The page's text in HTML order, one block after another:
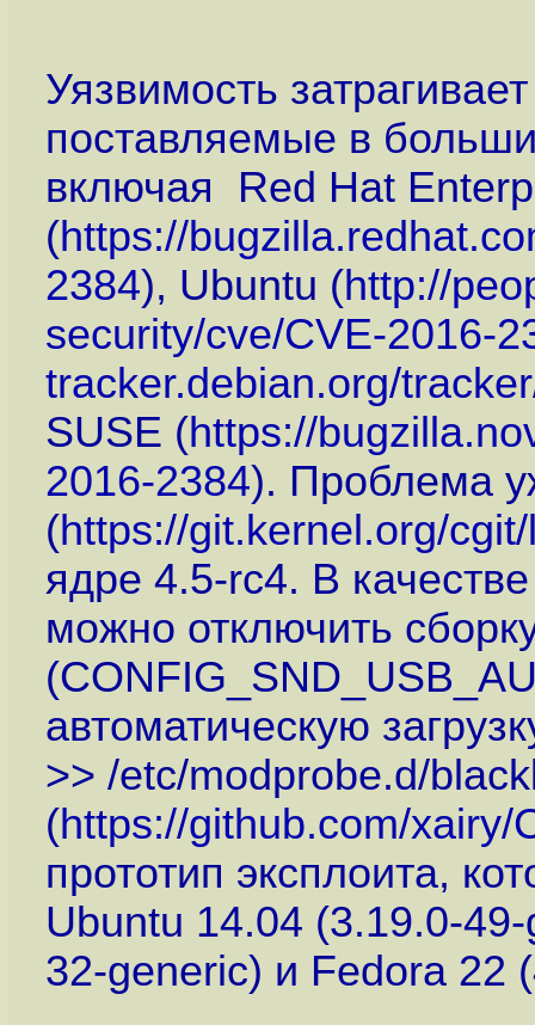
Уязвимость
поставляемые в
включая Red Hat
(https://
2384), Ubuntu (http://
security/cve/CVE-2016-
tracker.debian.org/
SUSE (https://
2016-2384). Проблема
(https://git.kernel.org/
ядре 4.5-rc4. В
можно отключить
автоматическую
>> /etc/modprobe.d/
(https://github.com/xairy/
прототип эксплоита,
Ubuntu 14.04 (3.19.0-
32-generic) и Fedora 22